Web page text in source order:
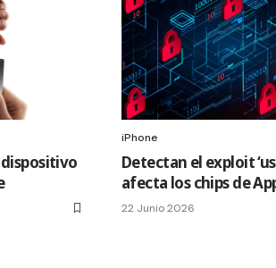
iPhone
Detectan el exploit
afecta los chips de
22 Junio 2026